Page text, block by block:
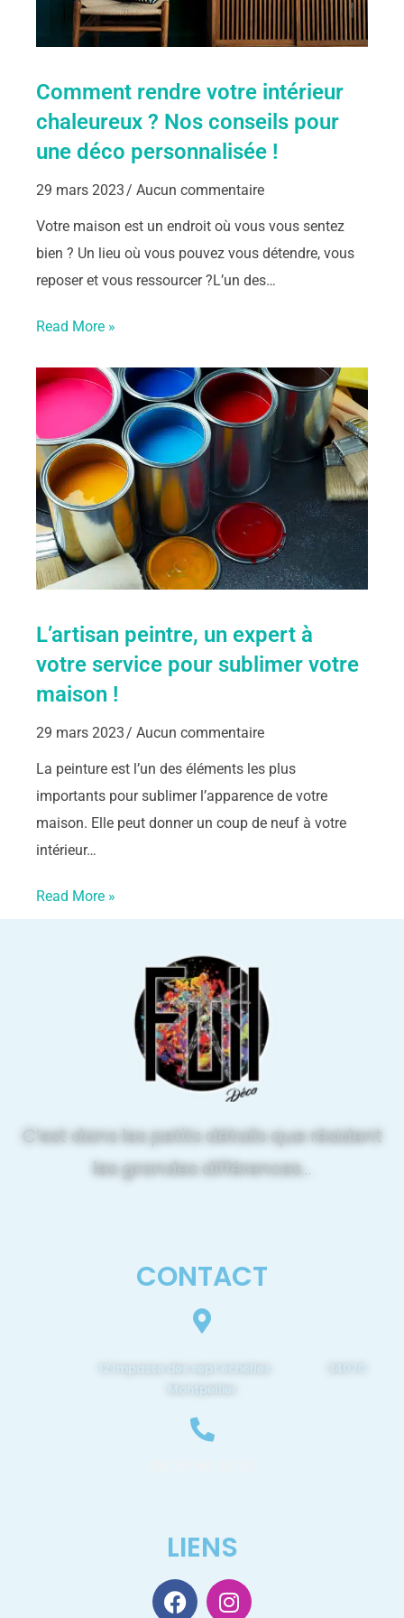
Comment rendre votre intérieur
chaleureux ? Nos conseils pour
une déco personnalisée !
29 mars 2023 Aucun commentaire
Votre maison est un endroit où vous vous sentez
bien ? Un lieu où vous pouvez vous détendre, vous
reposer et vous ressourcer ?L’un des…
Read More »
L’artisan peintre, un expert à
votre service pour sublimer votre
maison !
29 mars 2023 Aucun commentaire
La peinture est l’un des éléments les plus
importants pour sublimer l’apparence de votre
maison. Elle peut donner un coup de neuf à votre
intérieur…
Read More »
C’est dans les petits détails que résident
les grandes différences…
CONTACT
12 Impasse des sept échelles 34070
Montpellier
LIENS